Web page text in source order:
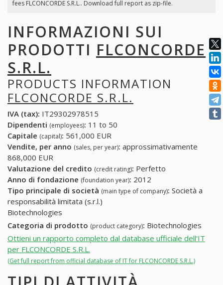
fees FLCONCORDE S.R.L.. Download full report as zip-file.
INFORMAZIONI SUI
PRODOTTI FLCONCORDE
S.R.L.
PRODUCTS INFORMATION
FLCONCORDE S.R.L.
IVA (tax): IT29302978515
Dipendenti (employees): 11 to 50
Capitale (capital): 561,000 EUR
Vendite, per anno (sales, per year): approssimativamente
868,000 EUR
Valutazione del credito (credit rating): Perfetto
Anno di fondazione (foundation year): 2012
Tipo principale di società (main type of company): Società a
responsabilità limitata (s.r.l.)
Biotechnologies
Categoria di prodotto (product category): Biotechnologies
Ottieni un rapporto completo dal database ufficiale dell'IT
per FLCONCORDE S.R.L.
(Get full report from official database of IT for FLCONCORDE S.R.L.)